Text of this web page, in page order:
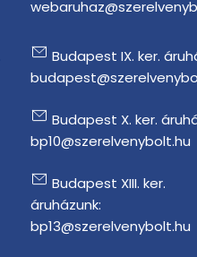
Budapest IX. ker.
Budapest X. ker.
bp10@szerelvenybolt.hu
Budapest XIII. ker.
áruházunk:
bp13@szerelvenybolt.hu